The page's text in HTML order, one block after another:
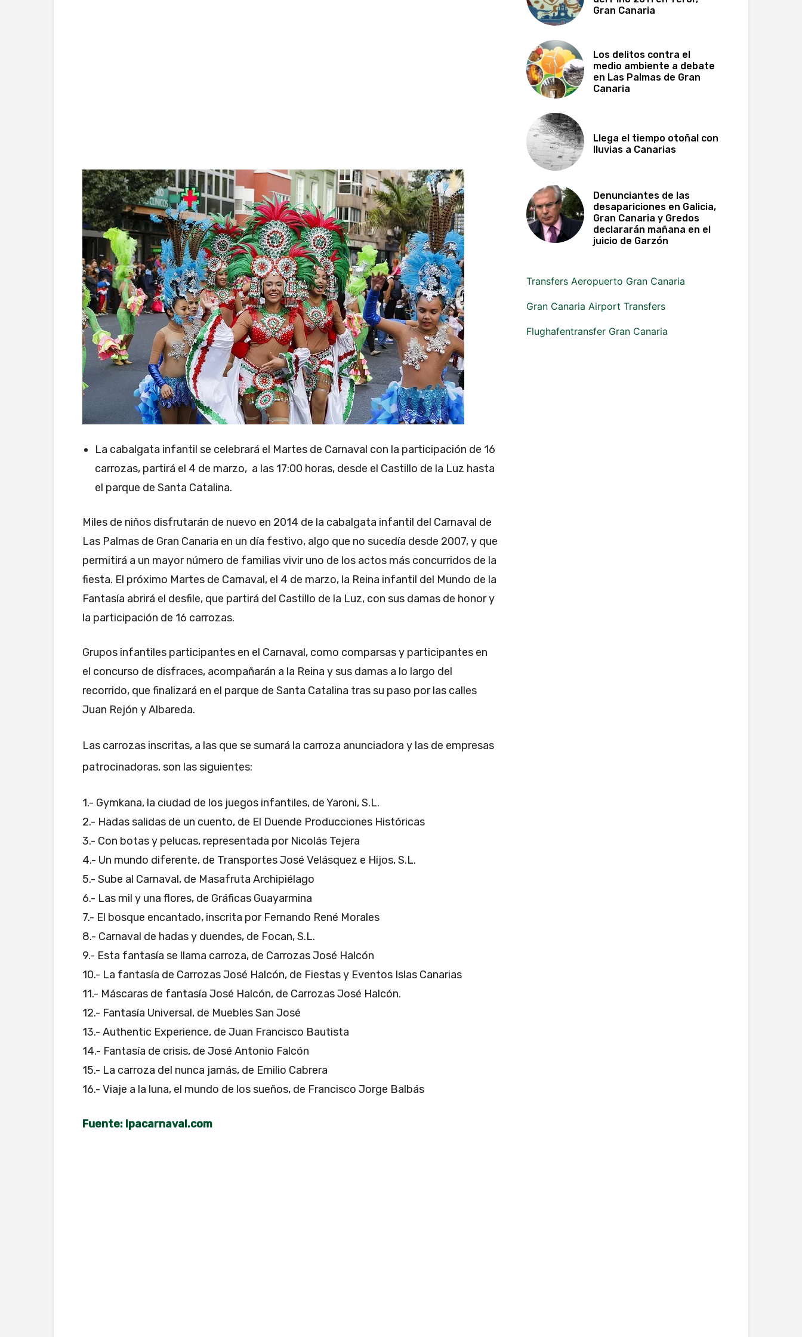
La cabalgata infantil se celebrará el Martes de Carnaval con la participación de 16
carrozas, partirá el 4 de marzo, a las 17:00 horas, desde el Castillo de la Luz hasta
el parque de Santa Catalina.
Miles de niños disfrutarán de nuevo en 2014 de la cabalgata infantil del Carnaval de
Las Palmas de Gran Canaria en un día festivo, algo que no sucedía desde 2007, y que
permitirá a un mayor número de familias vivir uno de los actos más concurridos de la
fiesta. El próximo Martes de Carnaval, el 4 de marzo, la Reina infantil del Mundo de la
Fantasía abrirá el desfile, que partirá del Castillo de la Luz, con sus damas de honor y
la participación de 16 carrozas.
Grupos infantiles participantes en el Carnaval, como comparsas y participantes en
el concurso de disfraces, acompañarán a la Reina y sus damas a lo largo del
recorrido, que finalizará en el parque de Santa Catalina tras su paso por las calles
Juan Rejón y Albareda.
Las carrozas inscritas, a las que se sumará la carroza anunciadora y las de empresas
patrocinadoras, son las siguientes:
1.- Gymkana, la ciudad de los juegos infantiles, de Yaroni, S.L.
2.- Hadas salidas de un cuento, de El Duende Producciones Históricas
3.- Con botas y pelucas, representada por Nicolás Tejera
4.- Un mundo diferente, de Transportes José Velásquez e Hijos, S.L.
5.- Sube al Carnaval, de Masafruta Archipiélago
6.- Las mil y una flores, de Gráficas Guayarmina
7.- El bosque encantado, inscrita por Fernando René Morales
8.- Carnaval de hadas y duendes, de Focan, S.L.
9.- Esta fantasía se llama carroza, de Carrozas José Halcón
10.- La fantasía de Carrozas José Halcón, de Fiestas y Eventos Islas Canarias
11.- Máscaras de fantasía José Halcón, de Carrozas José Halcón.
12.- Fantasía Universal, de Muebles San José
13.- Authentic Experience, de Juan Francisco Bautista
14.- Fantasía de crisis, de José Antonio Falcón
15.- La carroza del nunca jamás, de Emilio Cabrera
16.- Viaje a la luna, el mundo de los sueños, de Francisco Jorge Balbás
Fuente: lpacarnaval.com
Gran Canaria
Los delitos contra el
medio ambiente a debate
en Las Palmas de Gran
Canaria
Llega el tiempo otoñal con
lluvias a Canarias
Denunciantes de las
desapariciones en Galicia,
Gran Canaria y Gredos
declararán mañana en el
juicio de Garzón
Transfers Aeropuerto Gran Canaria
Gran Canaria Airport Transfers
Flughafentransfer Gran Canaria